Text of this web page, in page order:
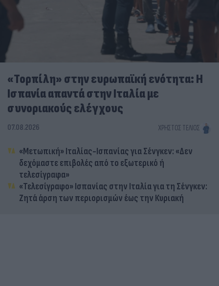
«Τορπίλη» στην ευρωπαϊκή ενότητα: Η
Ισπανία απαντά στην Ιταλία με
συνοριακούς ελέγχους
07.08.2026 ΧΡΉΣΤΟΣ ΤΈΛΙΟΣ
«Μετωπική» Ιταλίας-Ισπανίας για Σένγκεν: «Δεν
δεχόμαστε επιβολές από το εξωτερικό ή
τελεσίγραφα»
«Τελεσίγραφο» Ισπανίας στην Ιταλία για τη Σένγκεν:
Ζητά άρση των περιορισμών έως την Κυριακή